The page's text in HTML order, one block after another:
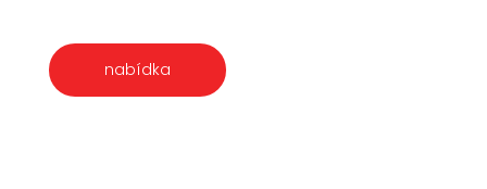
nabídka